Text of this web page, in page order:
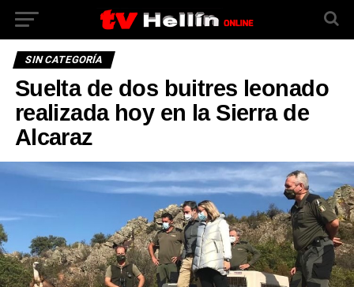
SIN CATEGORÍA
Suelta de dos buitres leonado
realizada hoy en la Sierra de
Alcaraz